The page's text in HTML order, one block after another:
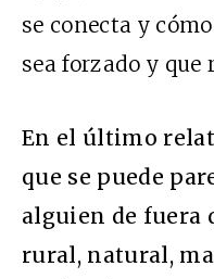
se conecta y
sea forzado y
En el último
que se puede
alguien de fuera
rural, natural,